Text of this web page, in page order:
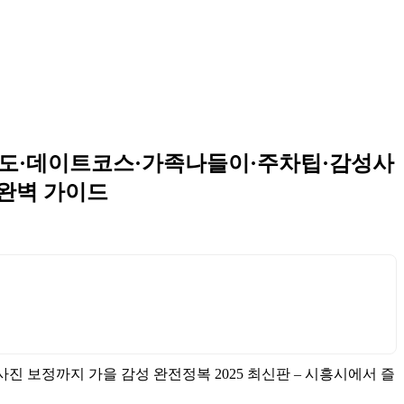
데이트코스·가족나들이·주차팁·감성사
벽 가이드